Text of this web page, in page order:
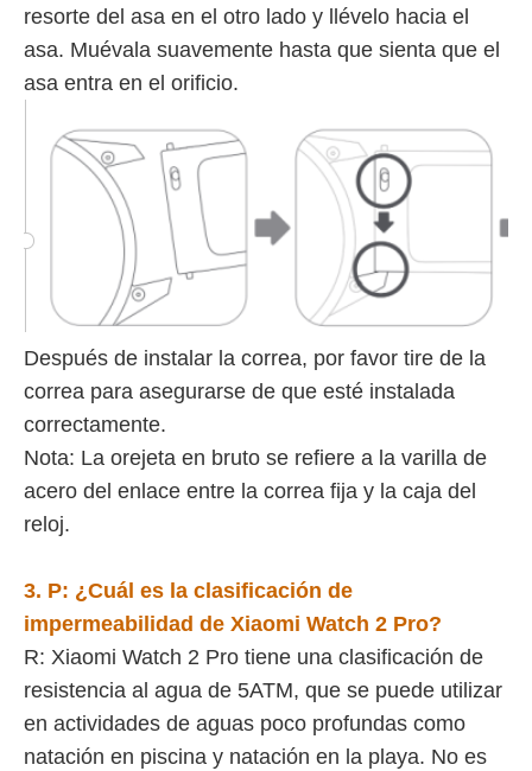
resorte del asa en el otro lado y llévelo hacia el
asa. Muévala suavemente hasta que sienta que el
asa entra en el orificio.
Después de instalar la correa, por favor tire de la
correa para asegurarse de que esté instalada
correctamente.
Nota: La orejeta en bruto se refiere a la varilla de
acero del enlace entre la correa fija y la caja del
reloj.
3. P: ¿Cuál es la clasificación de
impermeabilidad de Xiaomi Watch 2 Pro?
R: Xiaomi Watch 2 Pro tiene una clasificación de
resistencia al agua de 5ATM, que se puede utilizar
en actividades de aguas poco profundas como
natación en piscina y natación en la playa. No es